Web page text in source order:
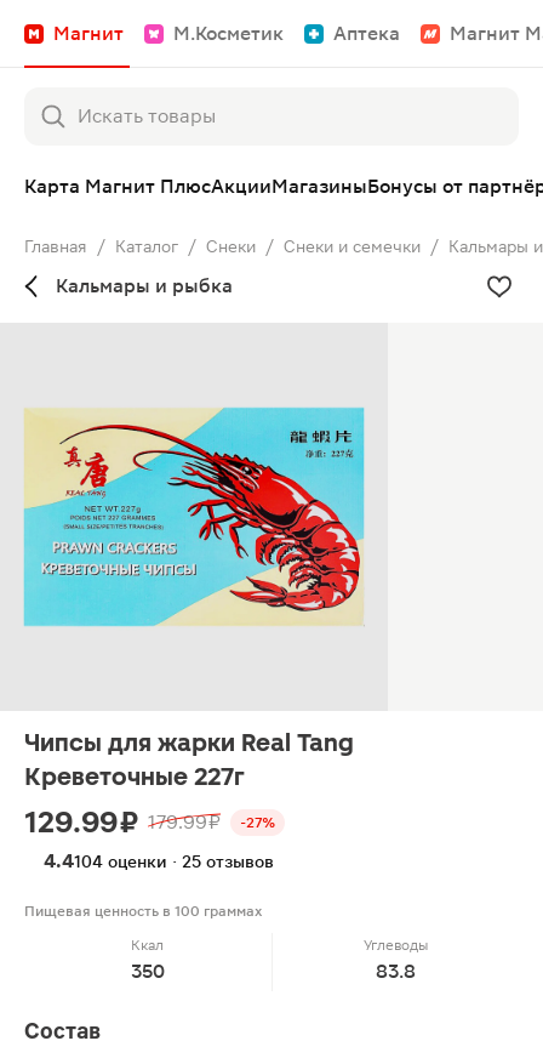
Магнит М.Косметик Аптека Магнит
Карта Магнит ПлюсАкцииМагазиныБонусы от
Главная / Каталог / Снеки / Снеки и семечки / Кальмары
Кальмары и рыбка
Чипсы для жарки Real Tang
Креветочные 227г
129.99 ₽ 179.99 ₽ -27%
4.4104 оценки · 25 отзывов
Пищевая ценность в 100 граммах
Ккал
350
Углеводы
83.8
Состав